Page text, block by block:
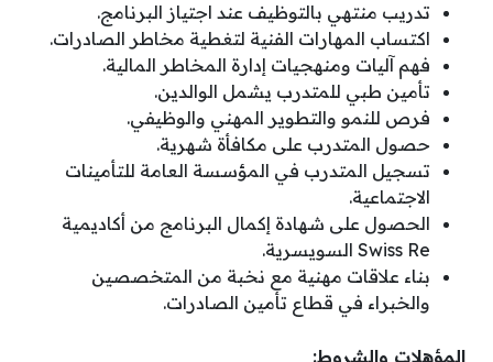
تدريب منتهي بالتوظيف عند اجتياز البرنامج.
اكتساب المهارات الفنية لتغطية مخاطر الصادرات.
فهم آليات ومنهجيات إدارة المخاطر المالية.
تأمين طبي للمتدرب يشمل الوالدين.
فرص للنمو والتطوير المهني والوظيفي.
حصول المتدرب على مكافأة شهرية.
تسجيل المتدرب في المؤسسة العامة للتأمينات
الاجتماعية.
الحصول على شهادة إكمال البرنامج من أكاديمية
Swiss Re السويسرية.
بناء علاقات مهنية مع نخبة من المتخصصين
والخبراء في قطاع تأمين الصادرات.
المؤهلات والشروط: